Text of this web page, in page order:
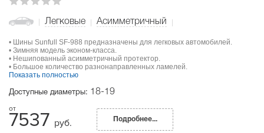
Легковые Асимметричный
• Шины Sunfull SF-988 предназначены для легковых автомобилей.
• Зимняя модель эконом-класса.
• Нешипованный асимметричный протектор.
• Большое количество разнонаправленных ламелей.
Показать полностью
Доступные диаметры: 18-19
7537 руб. Подробнее...